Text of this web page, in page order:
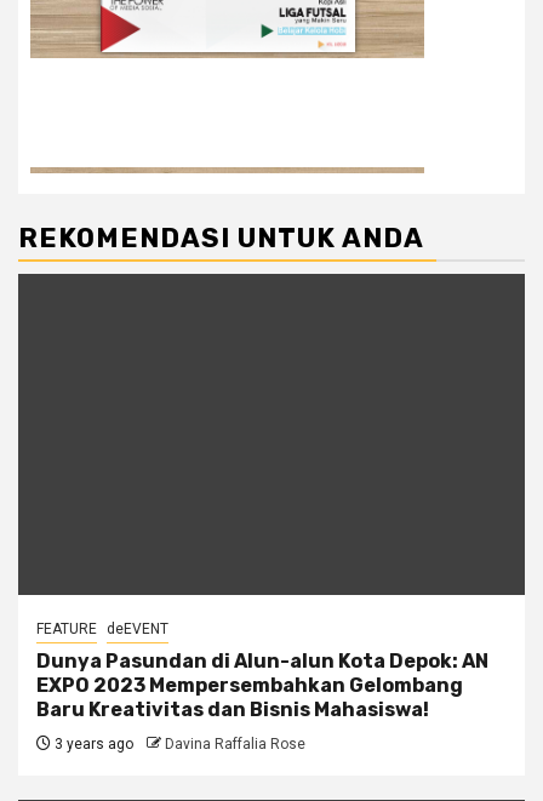
REKOMENDASI UNTUK ANDA
FEATURE deEVENT
Dunya Pasundan di Alun-alun Kota Depok: AN
EXPO 2023 Mempersembahkan Gelombang
Baru Kreativitas dan Bisnis Mahasiswa!
3 years ago Davina Raffalia Rose